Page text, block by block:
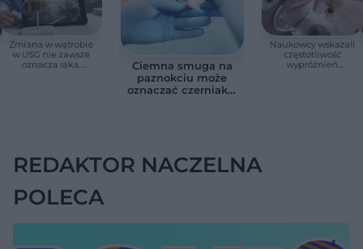
Zmiana w wątrobie
w USG nie zawsze
oznacza raka.
Ciemna smuga na
paznokciu może
oznaczać czerniaka.
Naukowcy wskazali
częstotliwość
wypróżnień
REDAKTOR NACZELNA
POLECA